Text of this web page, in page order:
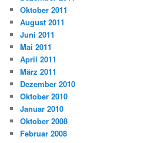
Oktober 2011
August 2011
Juni 2011
Mai 2011
April 2011
März 2011
Dezember 2010
Oktober 2010
Januar 2010
Oktober 2008
Februar 2008